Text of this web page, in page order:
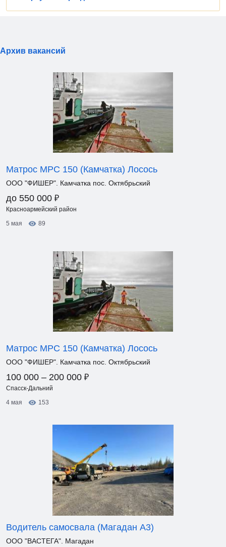
Архив вакансий
Матрос МРС 150 (Камчатка) Лосось
ООО "ФИШЕР". Камчатка пос. Октябрьский
до 550 000 ₽
Красноармейский район
5 мая
89
Матрос МРС 150 (Камчатка) Лосось
ООО "ФИШЕР". Камчатка пос. Октябрьский
100 000 – 200 000 ₽
Спасск-Дальний
4 мая
153
Водитель самосвала (Магадан А3)
ООО "ВАСТЕГА". Магадан